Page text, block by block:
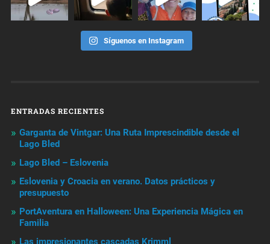
Síguenos en Instagram
ENTRADAS RECIENTES
Garganta de Vintgar: Una Ruta Imprescindible desde el
Lago Bled
Lago Bled – Eslovenia
Eslovenia y Croacia en verano. Datos prácticos y
presupuesto
PortAventura en Halloween: Una Experiencia Mágica en
Familia
Las impresionantes cascadas Krimml